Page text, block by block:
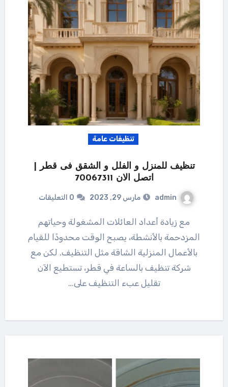
تنظيفات عامة
تنظيف للمنزل و الفلل و الشقق فى قطر |
اتصل الان 70067311
admin مارس 29, 2023 0 التعليقات
مع زيادة أعداد العائلات المشغولة وحياتهم
المزدحمة بالأنشطة، يصبح الوقت محدودًا للقيام
بالأعمال المنزلية الشاقة مثل التنظيف. لكن مع
شركة تنظيف بالساعة في قطر، تستطيع الآن
تقليل عبء التنظيف على…